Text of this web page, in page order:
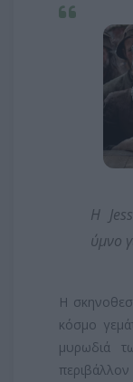
Η
ύμνο
Η
κόσμο
μυρωδιά